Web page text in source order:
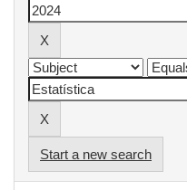
Start a new search